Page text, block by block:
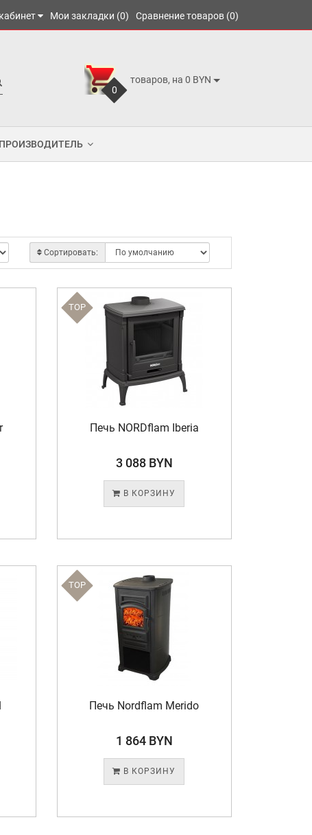
Мои закладки (0) Сравнение товаров (0)
0
товаров, на 0 BYN
ПРОИЗВОДИТЕЛЬ
Сортировать:
TOP
Печь NORDflam Iberia
3 088 BYN
В КОРЗИНУ
TOP
Печь Nordflam Merido
1 864 BYN
В КОРЗИНУ